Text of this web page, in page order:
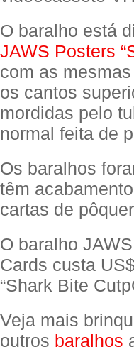
O baralho está
JAWS Posters
com as
os cantos
mordidas pelo
normal feita de
Os baralhos
têm
cartas de
O baralho
Cards custa
“Shark Bite
Veja mais
outros baralhos